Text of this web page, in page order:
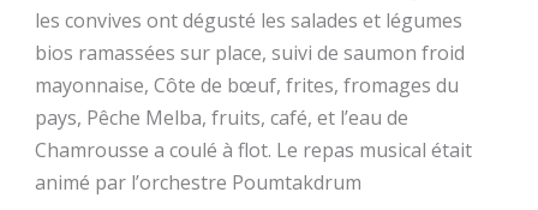
les convives ont dégusté les salades et légumes
bios ramassées sur place, suivi de saumon froid
mayonnaise, Côte de bœuf, frites, fromages du
pays, Pêche Melba, fruits, café, et l’eau de
Chamrousse a coulé à flot. Le repas musical était
animé par l’orchestre Poumtakdrum